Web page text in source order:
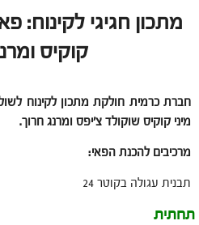
מתכון חגיגי לקינוח:
קוקיס
חברת כרמית חולקת מתכון לקינוח
מיני קוקיס שוקולד צ'יפס ומרנג חרוך.
מרכיבים להכנת הפאי:
תבנית עגולה בקוטר 24
תחתית